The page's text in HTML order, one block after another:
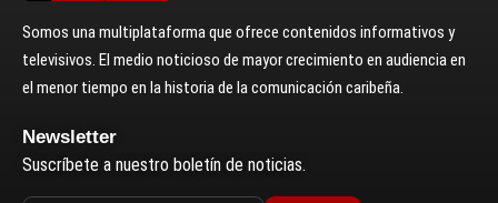
Somos una multiplataforma que ofrece contenidos informativos y
televisivos. El medio noticioso de mayor crecimiento en audiencia en
el menor tiempo en la historia de la comunicación caribeña.
Newsletter
Suscríbete a nuestro boletín de noticias.